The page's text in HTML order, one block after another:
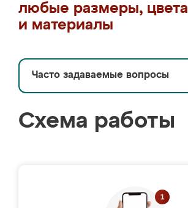
любые размеры, цвета
и материалы
Часто задаваемые вопросы
Схема работы